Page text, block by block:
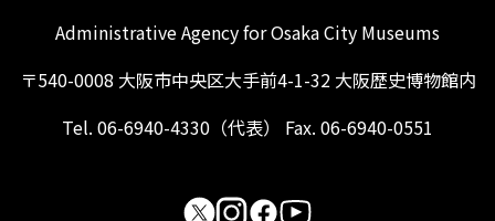
Administrative Agency for Osaka City Museums
〒540-0008 大阪市中央区大手前4-1-32 大阪歴史博物館内
Tel. 06-6940-4330（代表） Fax. 06-6940-0551